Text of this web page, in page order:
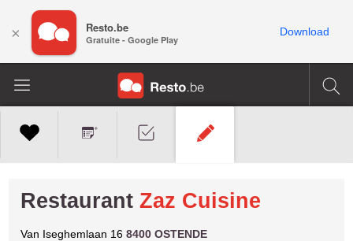
Restaurant Zaz Cuisine
Van Iseghemlaan 168400 OSTENDE
× Resto.be
Gratuite - Google Play
Download